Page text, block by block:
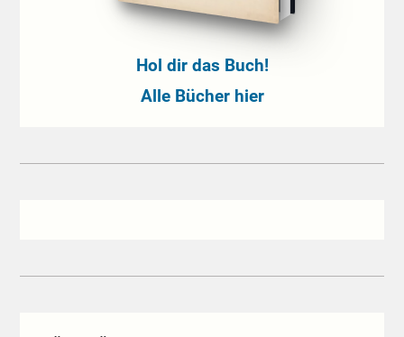
Hol dir das Buch!
Alle Bücher hier